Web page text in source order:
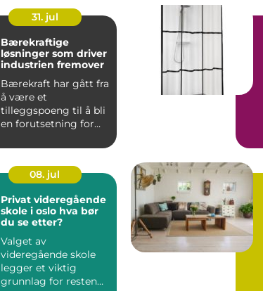
31. jul
Bærekraftige
løsninger som driver
industrien fremover
Bærekraft har gått fra
å være et
tilleggspoeng til å bli
en forutsetning for
Myndi...
08. jul
Privat videregående
skole i oslo hva bør
du se etter?
Valget av
videregående skole
legger et viktig
grunnlag for resten